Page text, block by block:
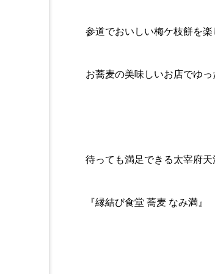
参道でおいしい梅ケ枝餅を楽
お蕎麦の美味しいお店でゆ
待っても満足できる太宰府
『縁結び食堂 蕎麦 なみ満』